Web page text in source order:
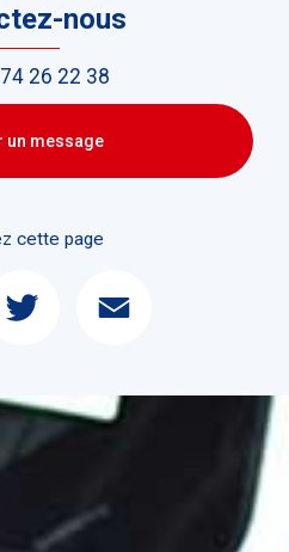
nous
26 22 38
un message
cette page